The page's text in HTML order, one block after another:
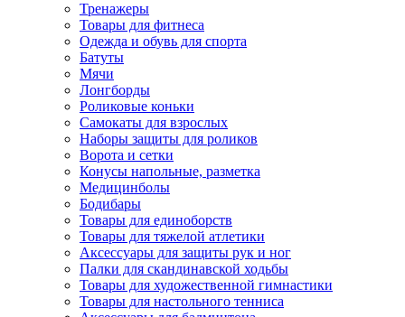
Тренажеры
Товары для фитнеса
Одежда и обувь для спорта
Батуты
Мячи
Лонгборды
Роликовые коньки
Самокаты для взрослых
Наборы защиты для роликов
Ворота и сетки
Конусы напольные, разметка
Медицинболы
Бодибары
Товары для единоборств
Товары для тяжелой атлетики
Аксессуары для защиты рук и ног
Палки для скандинавской ходьбы
Товары для художественной гимнастики
Товары для настольного тенниса